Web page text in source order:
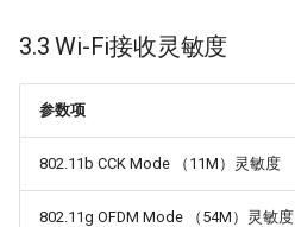
3.3 Wi-Fi接收灵敏度
参数项
802.11b CCK Mode （11M）灵敏度
802.11g OFDM Mode （54M）灵敏度